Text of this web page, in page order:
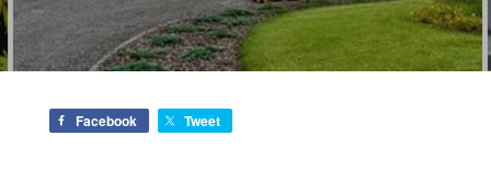
Facebook Tweet